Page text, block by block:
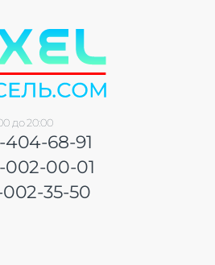
до 20:00
404-68-91
002-00-01
002-35-50